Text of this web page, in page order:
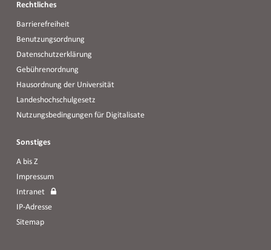
Rechtliches
Barrierefreiheit
Benutzungsordnung
Datenschutzerklärung
Gebührenordnung
Hausordnung der Universität
Landeshochschulgesetz
Nutzungsbedingungen für Digitalisate
Sonstiges
A bis Z
Impressum
Intranet
IP-Adresse
Sitemap